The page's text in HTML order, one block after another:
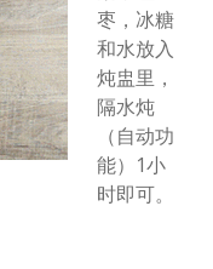
枣，冰糖
和水放入
炖盅里，
隔水炖
（自动功
能）1小
时即可。